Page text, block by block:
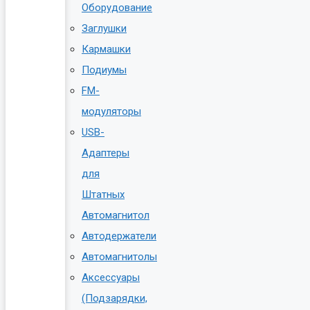
Оборудование
Заглушки
Кармашки
Подиумы
FM-
модуляторы
USB-
Адаптеры
для
Штатных
Автомагнитол
Автодержатели
Автомагнитолы
Аксессуары
(Подзарядки,